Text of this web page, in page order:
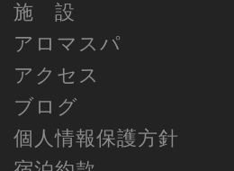
施 設
アロマスパ
アクセス
ブログ
個人情報保護方針